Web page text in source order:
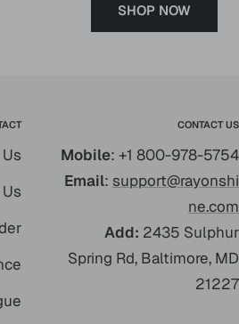
SHOP NOW
CONTACT US
Mobile: +1 800-978-5754
Email: support@rayonshi
ne.com
Add: 2435 Sulphur
Spring Rd, Baltimore, MD
21227